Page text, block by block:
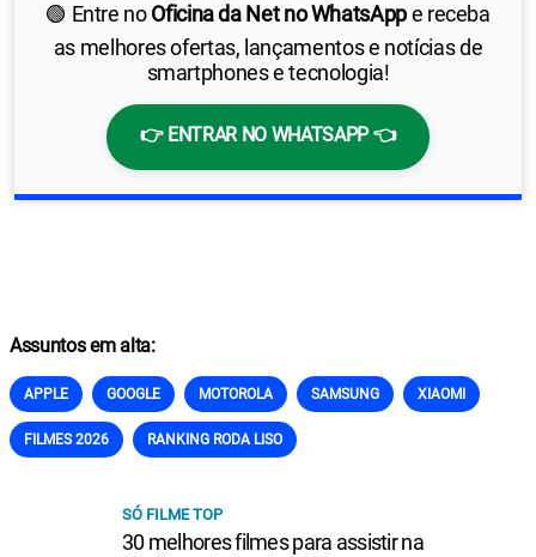
🟢 Entre noOficina da Net no WhatsAppe receba
as melhores ofertas, lançamentos e notícias de
smartphones e tecnologia!
👉 ENTRAR NO WHATSAPP 👈
Assuntos em alta:
APPLE GOOGLE MOTOROLA SAMSUNG XIAOMI
FILMES 2026 RANKING RODA LISO
SÓ FILME TOP
30 melhores filmes para assistir na